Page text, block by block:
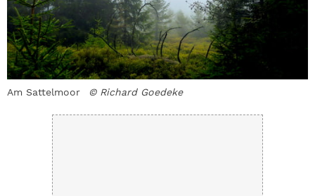
Am Sattelmoor © Richard Goedeke